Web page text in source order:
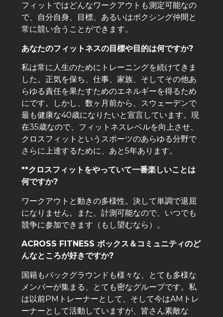
フィットではどんなワークアウトも測定可能なの
で、自分自身、目標、あるいはボクシング仲間と
常に競い合うことができます。
あなたのフィットネスの目標や目的は何ですか?
私は常に人生のためにトレーニングを続けてきま
した。正気を保ち、仕事、家族、そしてその他あ
らゆる責任を果たすためのエネルギーを得るため
にです。しかし、数ヶ月前から、スウェーデンで
最も健康な40歳になりたいと宣言しています。現
在35歳なので、フィットネスレベルを向上させ、
クロスフィットというスポーツのあらゆる分野で
さらに上達するために、あと5年あります。
**クロスフィットをやっていて一番楽しいことは
何ですか?
ワークアウトと動きの多様性。決して単調で退屈
になりません。また、計測可能なので、いつでも
競争に参加できます（もし望むなら）。
ACROSS FITNESS ボックス＆コミュニティのど
んなところが好きですか?
国籍もバックグラウンドも様々な、とても多様な
メンバーが集まる、とても密なグループです。私
は以前PMトレーナーとして、そして今はAMトレ
ーナーとして活動していますが、皆さん素敵な